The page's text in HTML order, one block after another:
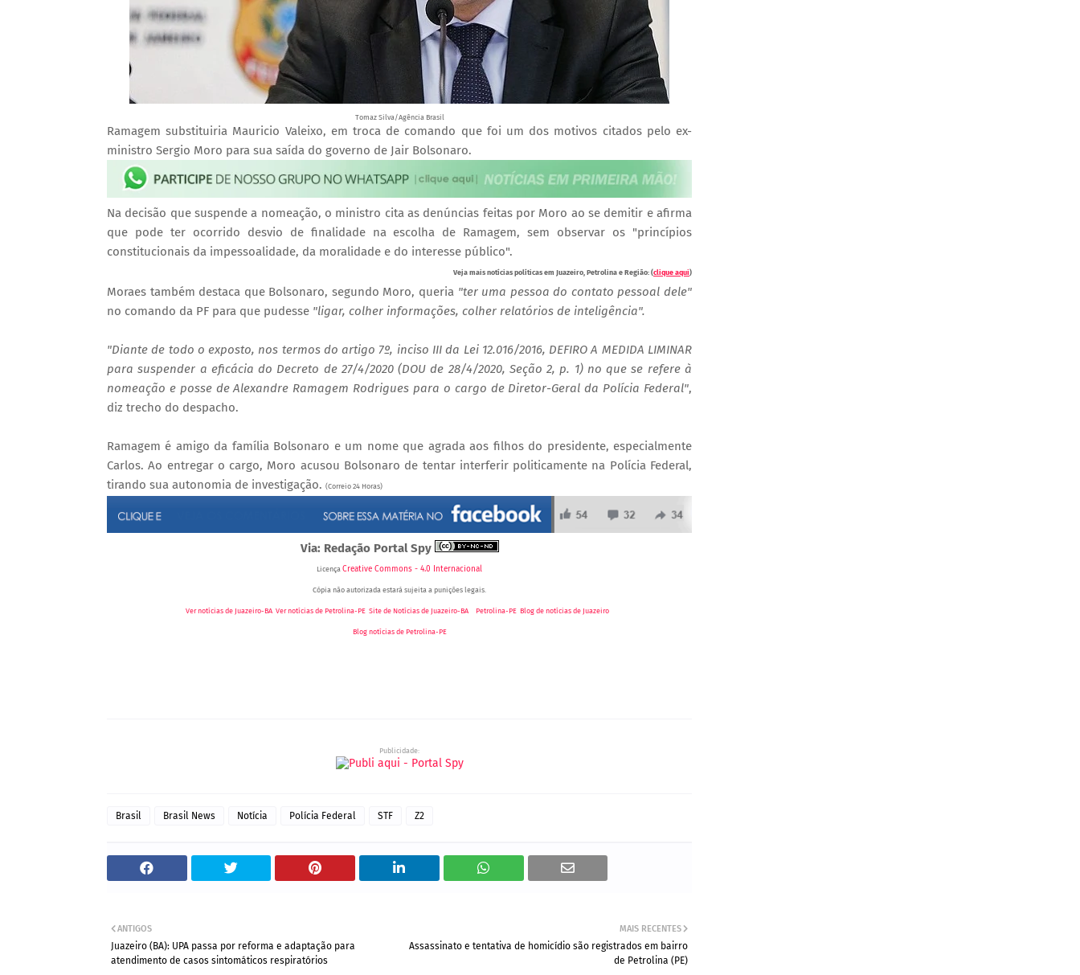
Tomaz Silva/Agência Brasil
Ramagem substituiria Mauricio Valeixo, em troca de comando que foi um dos motivos citados pelo ex-
ministro Sergio Moro para sua saída do governo de Jair Bolsonaro.
Na decisão que suspende a nomeação, o ministro cita as denúncias feitas por Moro ao se demitir e afirma
que pode ter ocorrido desvio de finalidade na escolha de Ramagem, sem observar os "princípios
constitucionais da impessoalidade, da moralidade e do interesse público".
Veja mais notícias políticas em Juazeiro, Petrolina e Região: (clique aqui)
Moraes também destaca que Bolsonaro, segundo Moro, queria "ter uma pessoa do contato pessoal dele"
no comando da PF para que pudesse "ligar, colher informações, colher relatórios de inteligência".
"Diante de todo o exposto, nos termos do artigo 7º, inciso III da Lei 12.016/2016, DEFIRO A MEDIDA LIMINAR
para suspender a eficácia do Decreto de 27/4/2020 (DOU de 28/4/2020, Seção 2, p. 1) no que se refere à
nomeação e posse de Alexandre Ramagem Rodrigues para o cargo de Diretor-Geral da Polícia Federal",
diz trecho do despacho.
Ramagem é amigo da família Bolsonaro e um nome que agrada aos filhos do presidente, especialmente
Carlos. Ao entregar o cargo, Moro acusou Bolsonaro de tentar interferir politicamente na Polícia Federal,
tirando sua autonomia de investigação. (Correio 24 Horas)
Via: Redação Portal Spy
Licença Creative Commons - 4.0 Internacional
Cópia não autorizada estará sujeita a punições legais.
Ver notícias de Juazeiro-BA, Ver notícias de Petrolina-PE, Site de Notícias de Juazeiro-BAe Petrolina-PE, Blog de notícias de Juazeiro
Blog notícias de Petrolina-PE
Publicidade:
Brasil Brasil News Notícia Polícia Federal STF Z2
MAIS RECENTES
Assassinato e tentativa de homicídio são registrados em bairro
de Petrolina (PE)
ANTIGOS
Juazeiro (BA): UPA passa por reforma e adaptação para
atendimento de casos sintomáticos respiratórios